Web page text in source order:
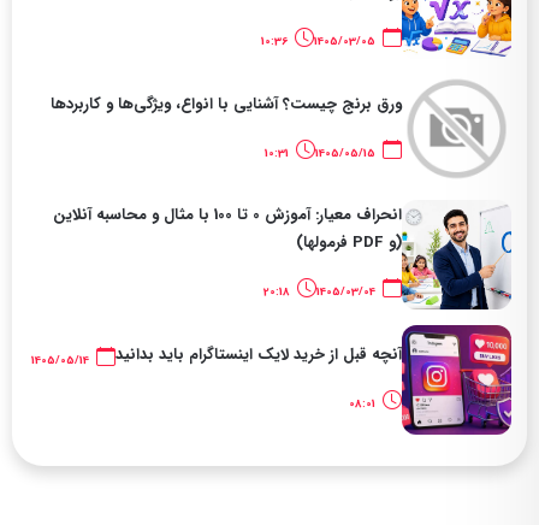
10:36
ورق برنج چیست؟ آشنایی با انواع، ویژگی‌ها و کاربردها
انحراف معیار: آموزش 0 تا 100 با مثال و محاسبه آنلاین
(و PDF فرمولها)
20:18
آنچه قبل از خرید لایک اینستاگرام باید بدانید